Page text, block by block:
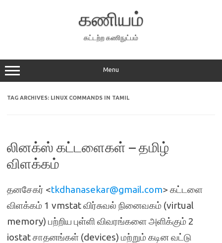
கணியம்
கட்டற்ற கணிநுட்பம்
Menu
TAG ARCHIVES: LINUX COMMANDS IN TAMIL
லினக்ஸ் கட்டளைகள் – தமிழ்
விளக்கம்
தனசேகர் <tkdhanasekar@gmail.com> கட்டளை
விளக்கம் 1 vmstat விர்சுவல் நினைவகம் (virtual
memory) பற்றிய புள்ளி விவரங்களை அளிக்கும் 2
iostat சாதனங்கள் (devices) மற்றும் கடின வட்டு